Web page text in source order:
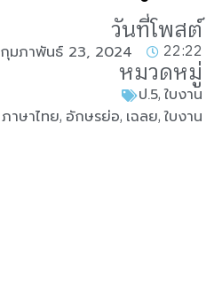
วันที่โพสต์
กุมภาพันธ์ 23, 2024 22:22
หมวดหมู่
ป.5,ใบงาน
ภาษาไทย, อักษรย่อ, เฉลย,ใบงาน